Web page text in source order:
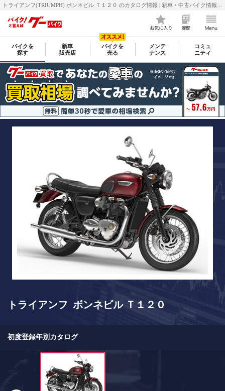
バイクを
探す
新車
販売店
バイクを
売る
メンテ
ナンス
コミュ
ニティ
トライアンフ ボンネビル Ｔ１２０
初度登録年別カタログ